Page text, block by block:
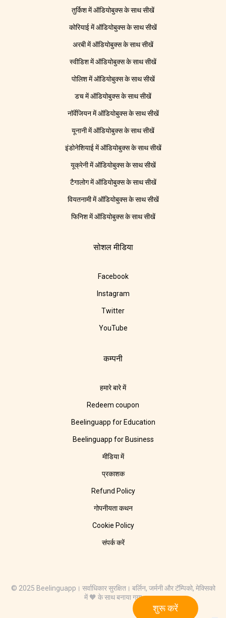
शुरू करें
तुर्किश में ऑडियोबुक्स के साथ सीखें
कोरियाई में ऑडियोबुक्स के साथ सीखें
अरबी में ऑडियोबुक्स के साथ सीखें
स्वीडिश में ऑडियोबुक्स के साथ सीखें
पोलिश में ऑडियोबुक्स के साथ सीखें
डच में ऑडियोबुक्स के साथ सीखें
नॉर्वेजियन में ऑडियोबुक्स के साथ सीखें
यूनानी में ऑडियोबुक्स के साथ सीखें
इंडोनेशियाई में ऑडियोबुक्स के साथ सीखें
यूक्रेनी में ऑडियोबुक्स के साथ सीखें
टैगालोग में ऑडियोबुक्स के साथ सीखें
वियतनामी में ऑडियोबुक्स के साथ सीखें
फिनिश में ऑडियोबुक्स के साथ सीखें
सोशल मीडिया
Facebook
Instagram
Twitter
YouTube
कम्पनी
हमारे बारे में
Redeem coupon
Beelinguapp for Education
Beelinguapp for Business
मीडिया में
प्रकाशक
Refund Policy
गोपनीयता कथन
Cookie Policy
संपर्क करें
© 2025 Beelinguapp। सर्वाधिकार सुरक्षित। बर्लिन, जर्मनी और टॅम्पिको, मेक्सिको
में 🧡 के साथ बनाया गया